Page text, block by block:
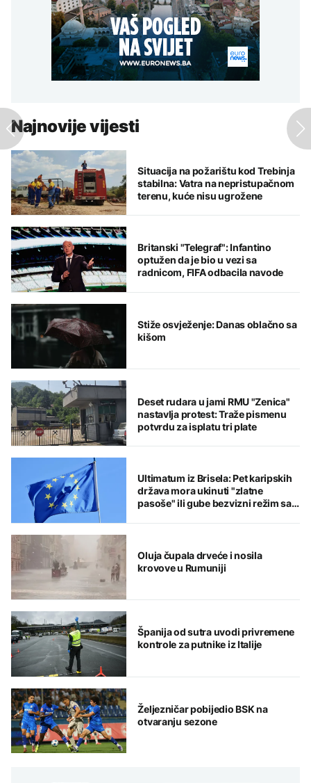
Najnovije vijesti
Situacija na požarištu kod Trebinja
stabilna: Vatra na nepristupačnom
terenu, kuće nisu ugrožene
Britanski "Telegraf": Infantino
optužen da je bio u vezi sa
radnicom, FIFA odbacila navode
Stiže osvježenje: Danas oblačno sa
kišom
Deset rudara u jami RMU "Zenica"
nastavlja protest: Traže pismenu
potvrdu za isplatu tri plate
Ultimatum iz Brisela: Pet karipskih
država mora ukinuti "zlatne
pasoše" ili gube bezvizni režim sa
Oluja čupala drveće i nosila
krovove u Rumuniji
Španija od sutra uvodi privremene
kontrole za putnike iz Italije
Željezničar pobijedio BSK na
otvaranju sezone